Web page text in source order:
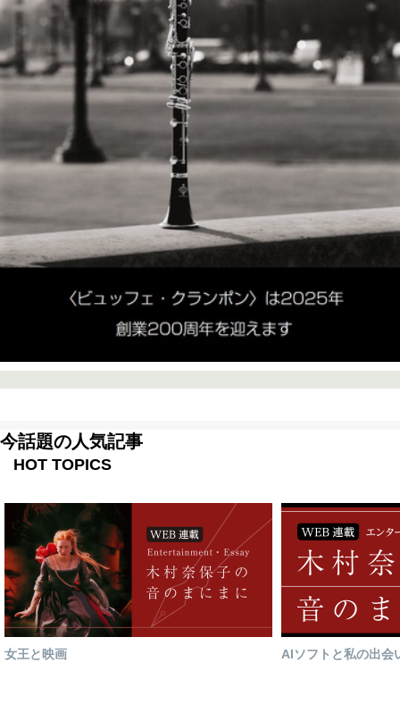
今話題の人気記事
HOT TOPICS
女王と映画 AIソフトと私の出会